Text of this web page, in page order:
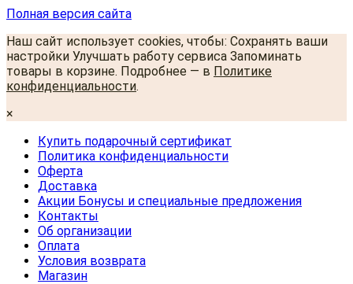
Полная версия сайта
Наш сайт использует cookies, чтобы: Сохранять ваши
настройки Улучшать работу сервиса Запоминать
товары в корзине. Подробнее — в Политике
конфиденциальности.
×
Купить подарочный сертификат
Политика конфиденциальности
Оферта
Доставка
Акции Бонусы и специальные предложения
Контакты
Об организации
Оплата
Условия возврата
Магазин